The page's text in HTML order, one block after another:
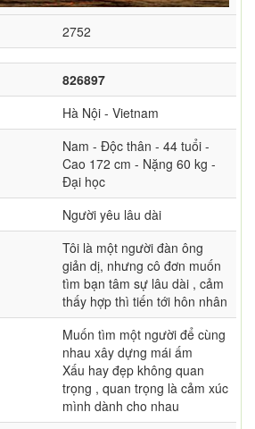
2752
826897
Hà Nội - Vietnam
Nam - Độc thân - 44 tuổi -
Cao 172 cm - Nặng 60 kg -
Đại học
Người yêu lâu dài
Tôi là một người đàn ông
giản dị, nhưng cô đơn muốn
tìm bạn tâm sự lâu dài , cảm
thấy hợp thì tiến tới hôn nhân
Muốn tìm một người để cùng
nhau xây dựng mái ấm
Xấu hay đẹp không quan
trọng , quan trọng là cảm xúc
mình dành cho nhau